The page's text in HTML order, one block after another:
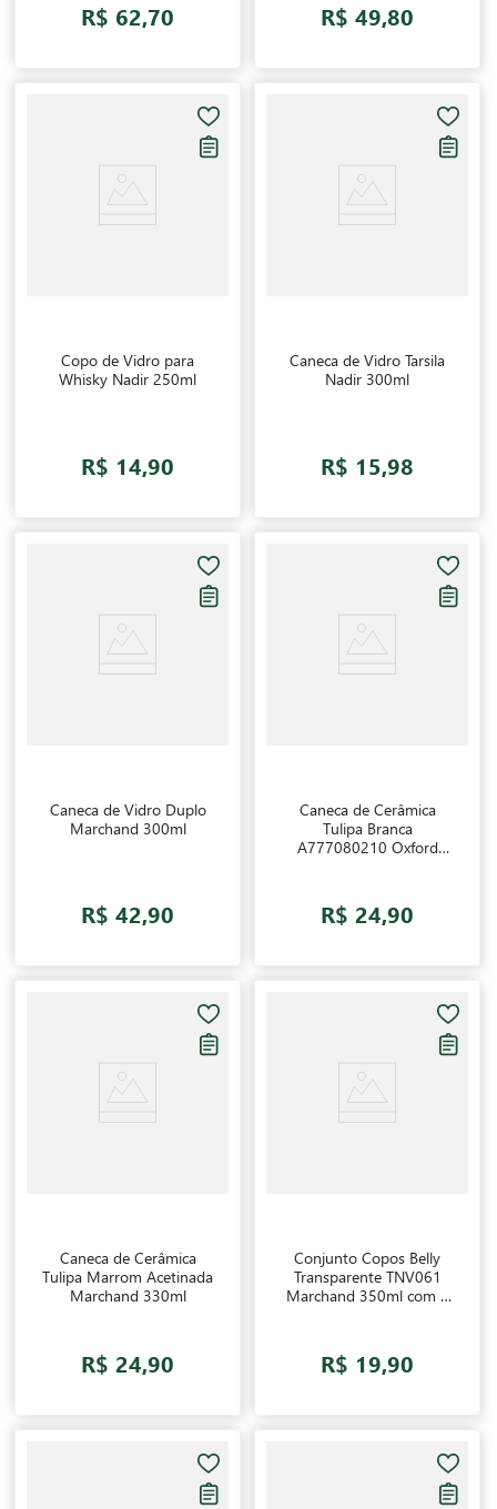
R$ 62,70 R$ 49,80
Copo de Vidro para
Whisky Nadir 250ml
R$ 14,90
Caneca de Vidro Tarsila
Nadir 300ml
R$ 15,98
Caneca de Vidro Duplo
Marchand 300ml
R$ 42,90
Caneca de Cerâmica
Tulipa Branca
A777080210 Oxford
R$ 24,90
Caneca de Cerâmica
Tulipa Marrom Acetinada
Marchand 330ml
R$ 24,90
Conjunto Copos Belly
Transparente TNV061
Marchand 350ml com 4
R$ 19,90